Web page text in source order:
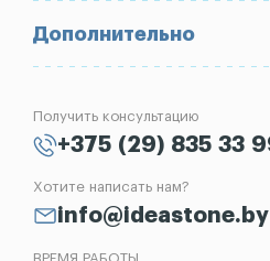
Вопрос-Ответ
Блог
Контакты
Надгробные плиты
Вазы
Благоустройство могил
Изготовление памятников
Рассрочка на памятник
Демонтаж памятников
Дополнительно
Получить консультацию
+375 (29) 835 33
Хотите написать нам?
info@ideastone.by